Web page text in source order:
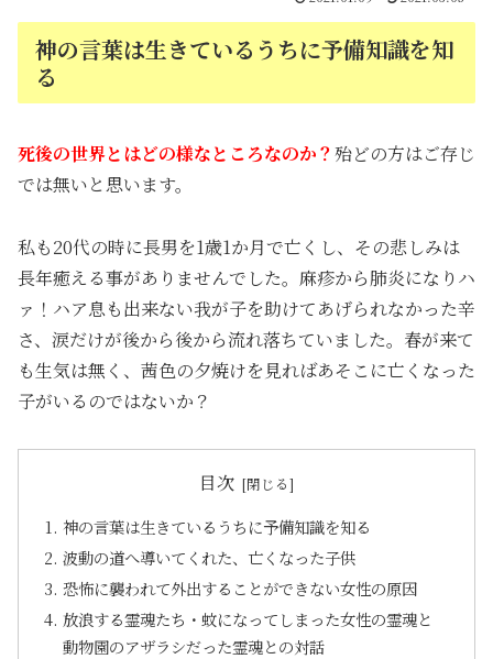
神の言葉は生きているうちに予備知識を知
る
死後の世界とはどの様なところなのか？ 殆どの方はご存じ
では無いと思います。
私も20代の時に長男を1歳1か月で亡くし、その悲しみは
長年癒える事がありませんでした。麻疹から肺炎になりハ
ァ！ハア息も出来ない我が子を助けてあげられなかった辛
さ、涙だけが後から後から流れ落ちていました。春が来て
も生気は無く、茜色の夕焼けを見ればあそこに亡くなった
子がいるのではないか？
目次
神の言葉は生きているうちに予備知識を知る
波動の道へ導いてくれた、亡くなった子供
恐怖に襲われて外出することができない女性の原因
放浪する霊魂たち・蚊になってしまった女性の霊魂と
動物園のアザラシだった霊魂との対話